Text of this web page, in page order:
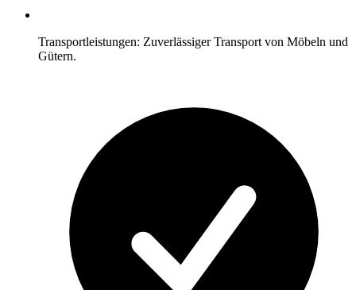
Transportleistungen: Zuverlässiger Transport von Möbeln und
Gütern.